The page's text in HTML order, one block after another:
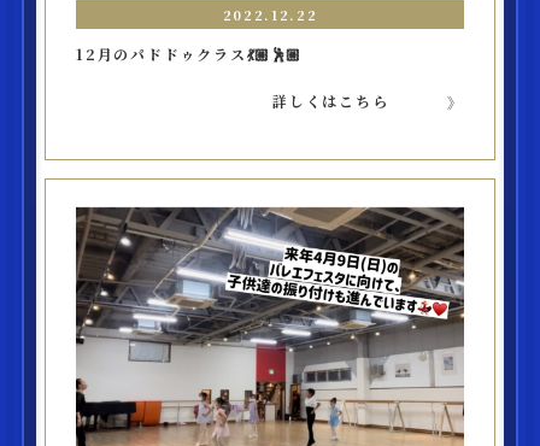
2022.12.22
12月のパドドゥクラス💃🏼🕺🏼
詳しくはこちら